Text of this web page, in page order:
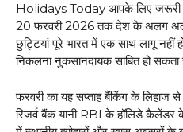
Holidays Today आपके लिए जरूरी
20 फरवरी 2026 तक देश के अलग
छुट्टियां पूरे भारत में एक साथ लागू नहीं
निकलना नुकसानदायक साबित हो सकता
फरवरी का यह सप्ताह बैंकिंग के लिहाज
रिजर्व बैंक यानी RBI के हॉलिडे कैलेंडर